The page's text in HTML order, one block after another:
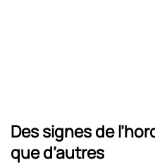
Des signes de
que d’autres